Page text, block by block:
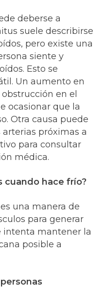
deberse a
suele describirse
pero existe una
siente y
Esto se
Un aumento en
en el
ocasionar que la
Otra causa puede
próximas a
para consultar
médica.
cuando hace frío?
una manera de
para generar
intenta mantener la
posible a